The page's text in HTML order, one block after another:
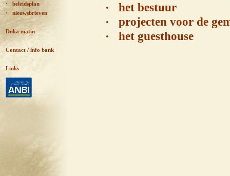
· beleidsplan
· nieuwsbrieven
Duka matin
Contact / info bank
Links
· het bestuur
· projecten voor de
· het guesthouse